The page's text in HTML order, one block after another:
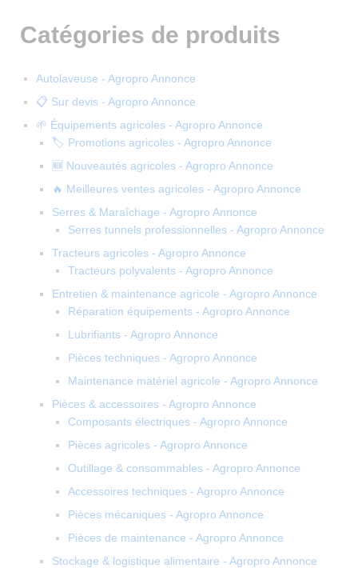
Catégories de produits
Autolaveuse - Agropro Annonce
📋 Sur devis - Agropro Annonce
🌱 Équipements agricoles - Agropro Annonce
🏷️ Promotions agricoles - Agropro Annonce
🆕 Nouveautés agricoles - Agropro Annonce
🔥 Meilleures ventes agricoles - Agropro Annonce
Serres & Maraîchage - Agropro Annonce
Serres tunnels professionnelles - Agropro Annonce
Tracteurs agricoles - Agropro Annonce
Tracteurs polyvalents - Agropro Annonce
Entretien & maintenance agricole - Agropro Annonce
Réparation équipements - Agropro Annonce
Lubrifiants - Agropro Annonce
Pièces techniques - Agropro Annonce
Maintenance matériel agricole - Agropro Annonce
Pièces & accessoires - Agropro Annonce
Composants électriques - Agropro Annonce
Pièces agricoles - Agropro Annonce
Outillage & consommables - Agropro Annonce
Accessoires techniques - Agropro Annonce
Pièces mécaniques - Agropro Annonce
Pièces de maintenance - Agropro Annonce
Stockage & logistique alimentaire - Agropro Annonce